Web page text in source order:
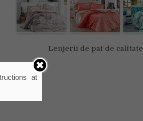
Lenjerii de pat de calitate
at